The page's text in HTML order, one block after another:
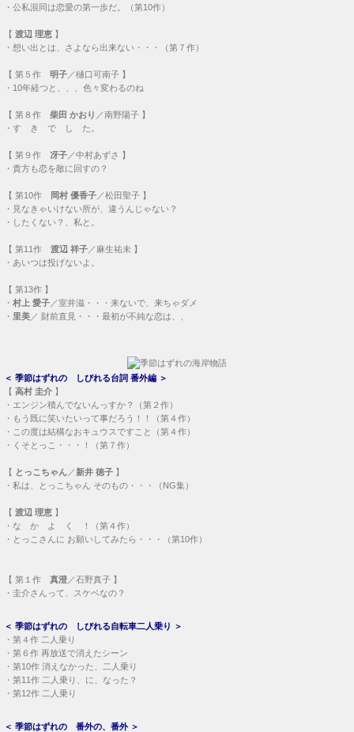
・ 公私混同は恋愛の第一歩だ。（第10作）
【 渡辺 理恵 】
・ 想い出とは、さよなら出来ない・・・（第７作）
【 第５作 明子 ／樋口可南子 】
・ 10年経つと、、、色々変わるのね
【 第８作 柴田 かおり ／南野陽子 】
・ す き で し た。
【 第９作 冴子 ／中村あずさ 】
・ 貴方も恋を敵に回すの？
【 第10作 岡村 優香子 ／松田聖子 】
・ 見なきゃいけない所が、違うんじゃない？
・ したくない？、私と。
【 第11作 渡辺 祥子 ／麻生祐未 】
・ あいつは投げないよ。
【 第13作 】
・ 村上 愛子 ／室井滋・・・ 来ないで、来ちゃダメ
・ 里美 ／ 財前直見・・・ 最初が不純な恋は、、
＜ 季節はずれの しびれる台詞 番外編 ＞
【 高村 圭介 】
・ エンジン積んでないんっすか？（第２作）
・ もう既に笑いたいって事だろう！！（第４作）
・ この度は結構なおキュウスですこと（第４作）
・ くそとっこ・・・！（第７作）
【 とっこちゃん ／新井 徳子 】
・ 私は、とっこちゃん そのもの・・・（NG集）
【 渡辺 理恵 】
・ な か よ く ！（第４作）
・ とっこさんに お願いしてみたら・・・（第10作）
【 第１作 真澄 ／石野真子 】
・ 圭介さんって、スケベなの？
＜ 季節はずれの しびれる自転車二人乗り ＞
・ 第４作 二人乗り
・ 第６作 再放送で消えたシーン
・ 第10作 消えなかった、二人乗り
・ 第11作 二人乗り、に、なった？
・ 第12作 二人乗り
＜ 季節はずれの 番外の、番外＞